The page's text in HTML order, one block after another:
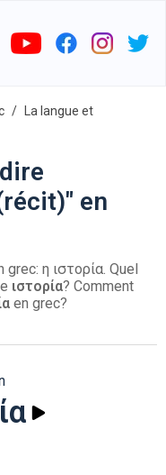
La langue et
en
grec: η ιστορία. Quel
ιστορία? Comment
en grec?